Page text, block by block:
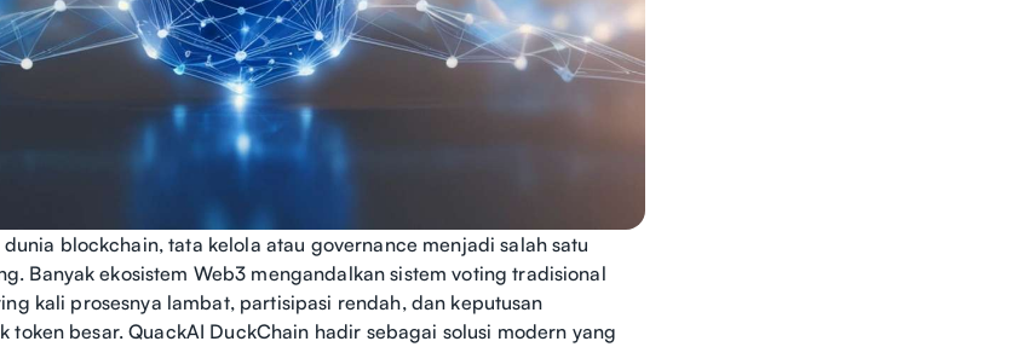
blockchain, tata kelola atau governance menjadi salah satu
Banyak ekosistem Web3 mengandalkan sistem voting tradisional
kali prosesnya lambat, partisipasi rendah, dan keputusan
token besar. QuackAI DuckChain hadir sebagai solusi modern yang